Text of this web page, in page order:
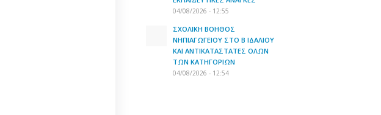
04/08/2026 - 12:55
ΣΧΟΛΙΚΗ ΒΟΗΘΟΣ
ΝΗΠΙΑΓΩΓΕΙΟΥ ΣΤΟ Β ΙΔΑΛΙΟΥ
ΚΑΙ ΑΝΤΙΚΑΤΑΣΤΑΤΕΣ ΟΛΩΝ
ΤΩΝ ΚΑΤΗΓΟΡΙΩΝ
04/08/2026 - 12:54